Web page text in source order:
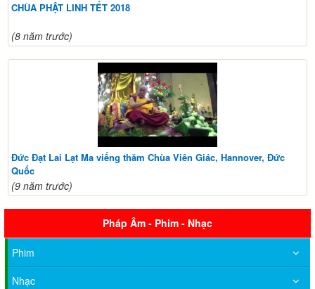
CHÙA PHẬT LINH TẾT 2018
(8 năm trước)
Đức Đạt Lai Lạt Ma viếng thăm Chùa Viên Giác, Hannover, Đức
Quốc
(9 năm trước)
Pháp Âm - Phim - Nhạc
Phim
Nhạc